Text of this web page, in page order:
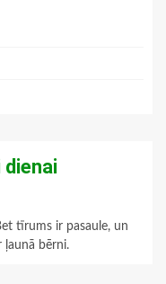
dienai
tīrums ir pasaule, un
ļaunā bērni.